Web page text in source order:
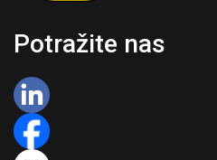
Potražite nas